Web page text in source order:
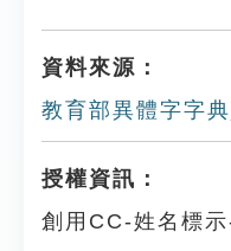
資料來源：
教育部異體字字典
授權資訊：
創用CC-姓名標